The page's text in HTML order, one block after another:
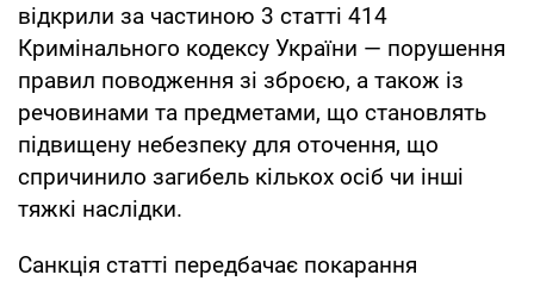
відкрили за частиною 3 статті 414
Кримінального кодексу України — порушення
правил поводження зі зброєю, а також із
речовинами та предметами, що становлять
підвищену небезпеку для оточення, що
спричинило загибель кількох осіб чи інші
тяжкі наслідки.
Санкція статті передбачає покарання